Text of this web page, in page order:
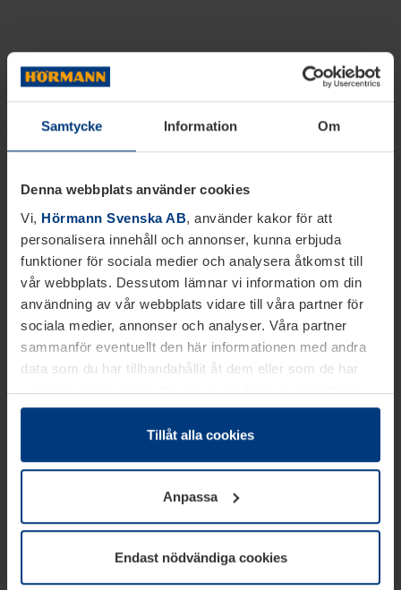
Samtycke Information Om
Denna webbplats använder cookies
Vi, Hörmann Svenska AB, använder kakor för att
personalisera innehåll och annonser, kunna erbjuda
funktioner för sociala medier och analysera åtkomst till
vår webbplats. Dessutom lämnar vi information om din
användning av vår webbplats vidare till våra partner för
sociala medier, annonser och analyser. Våra partner
sammanför eventuellt den här informationen med andra
data som du har tillhandahållit åt dem eller som de har
samlat in inom ramen för din användning av tjänsterna.
Juridiskt kan vi lagra kakor på din enhet, om de är
absolut nödvändiga för driften av den här webbplatsen.
godkännande kan du när som helst ändra eller återkalla i
informationen om kakor underDataskyddsförklaring
vår webbplats.
Tillåt alla cookies
Anpassa
Endast nödvändiga cookies